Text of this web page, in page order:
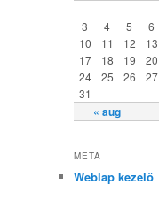
« aug
3
4 5 6
10
11 12 13
17
18 19 20
24
25 26 27
31
META
Weblap kezelő